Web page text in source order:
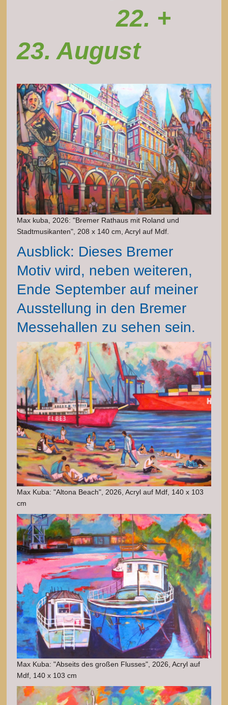
22. +
23. August
Max kuba, 2026: "Bremer Rathaus mit Roland und
Stadtmusikanten", 208 x 140 cm, Acryl auf Mdf.
Ausblick: Dieses Bremer
Motiv wird, neben weiteren,
Ende September auf meiner
Ausstellung in den Bremer
Messehallen zu sehen sein.
Max Kuba: "Altona Beach", 2026, Acryl auf Mdf, 140 x 103
cm
Max Kuba: "Abseits des großen Flusses", 2026, Acryl auf
Mdf, 140 x 103 cm